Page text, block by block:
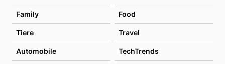
Family Food
Tiere Travel
Automobile TechTrends